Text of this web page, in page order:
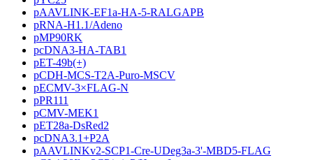
pAAVLINK-EF1a-HA-5-RALGAPB
pRNA-H1.1/Adeno
pMP90RK
pcDNA3-HA-TAB1
pET-49b(+)
pCDH-MCS-T2A-Puro-MSCV
pECMV-3×FLAG-N
pPR111
pCMV-MEK1
pET28a-DsRed2
pcDNA3.1+P2A
pAAVLINKv2-SCP1-Cre-UDeg3a-3'-MBD5-FLAG